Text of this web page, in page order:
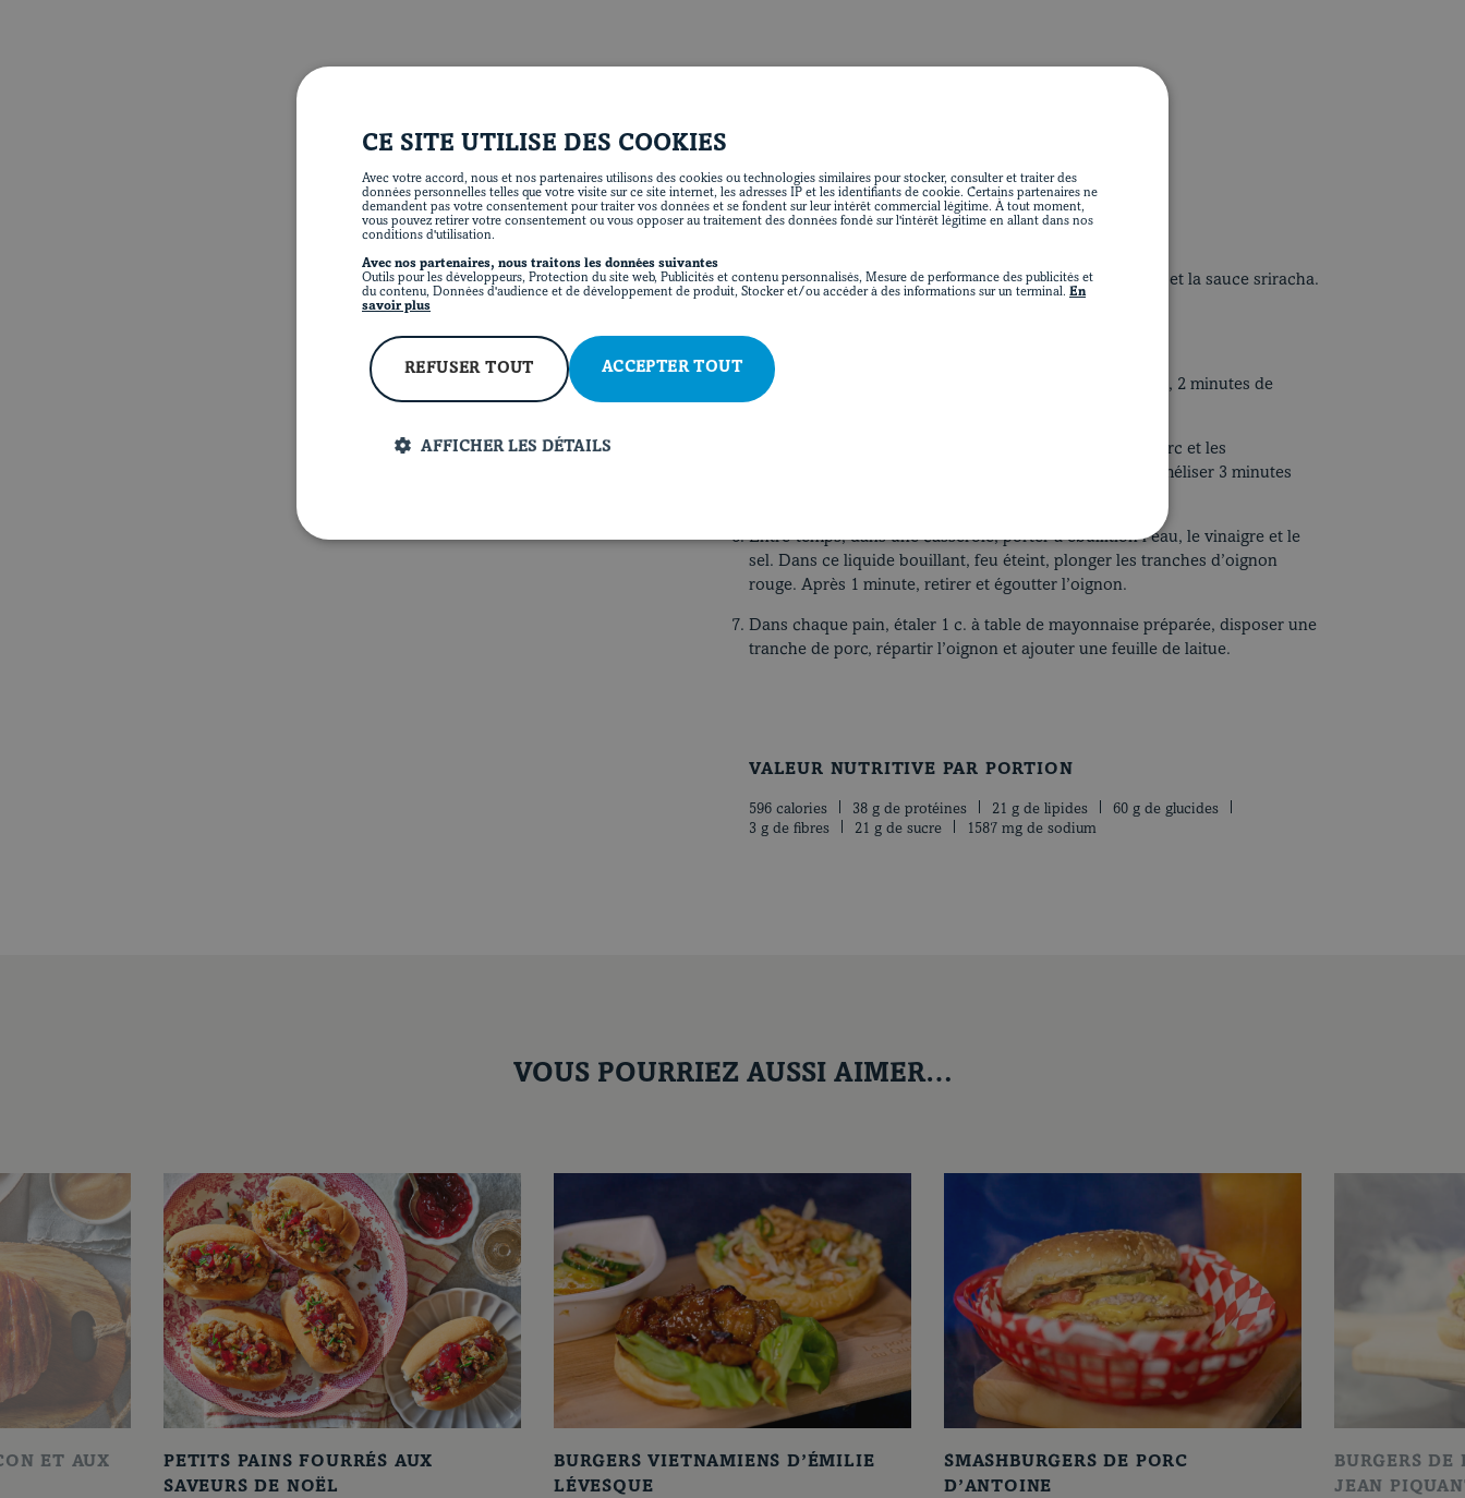
Au four
Dans un bol, mélanger la mayonnaise, la coriandre, l’ail et la sauce sriracha.
Dans un bol, mélanger tous les ingrédients de la laque.
Dans une poêle chaude, faire saisir les tranches de porc, 2 minutes de
Sur une grille allant au four, disposer les tranches de porc et les
badigeonner de la laque préparée. Au four, laisser caraméliser 3 minutes
Entre-temps, dans une casserole, porter à ébullition l’eau, le vinaigre et le
sel. Dans ce liquide bouillant, feu éteint, plonger les tranches d’oignon
rouge. Après 1 minute, retirer et égoutter l’oignon.
Dans chaque pain, étaler 1 c. à table de mayonnaise préparée, disposer une
tranche de porc, répartir l’oignon et ajouter une feuille de laitue.
VALEUR NUTRITIVE PAR PORTION
596 calories 38 g de protéines 21 g de lipides
60 g de glucides
3 g de fibres
21 g de sucre 1587 mg de sodium
VOUS POURRIEZ AUSSI AIMER…
ET AUX
PETITS PAINS FOURRÉS AUX
SAVEURS DE NOËL
BURGERS VIETNAMIENS D’ÉMILIE
LÉVESQUE
SMASHBURGERS DE PORC
D’ANTOINE
BURGERS DE
JEAN
CE SITE UTILISE DES COOKIES
Avec votre accord, nous et nos partenaires utilisons des cookies ou technologies similaires pour stocker, consulter et traiter des
données personnelles telles que votre visite sur ce site internet, les adresses IP et les identifiants de cookie. Certains partenaires ne
demandent pas votre consentement pour traiter vos données et se fondent sur leur intérêt commercial légitime. À tout moment,
vous pouvez retirer votre consentement ou vous opposer au traitement des données fondé sur l'intérêt légitime en allant dans nos
conditions d'utilisation.
Avec nos partenaires, nous traitons les données suivantes
Outils pour les développeurs, Protection du site web, Publicités et contenu personnalisés, Mesure de performance des publicités et
du contenu, Données d'audience et de développement de produit, Stocker et/ou accéder à des informations sur un terminal. En
savoir plus
ACCEPTER TOUT
REFUSER TOUT
AFFICHER LES DÉTAILS